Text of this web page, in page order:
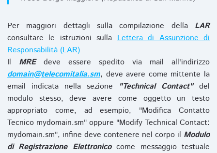
Per maggiori dettagli sulla compilazione della LAR
consultare le istruzioni sullaLettera di Assunzione di
Responsabilità (LAR)
Il MREdeve essere spedito via mail all'indirizzo
domain@telecomitalia.sm, deve avere come mittente la
email indicata nella sezione
"Technical Contact"del
modulo stesso, deve avere come oggetto un testo
appropriato come, ad esempio, "Modifica Contatto
Tecnico mydomain.sm" oppure "Modify Technical Contact:
mydomain.sm", infine deve contenere nel corpo il Modulo
di Registrazione Elettronicocome messaggio testuale